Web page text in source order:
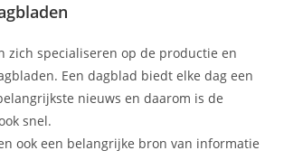
zich specialiseren op de productie en
Een dagblad biedt elke dag een
nieuws en daarom is de
snel.
ook een belangrijke bron van informatie